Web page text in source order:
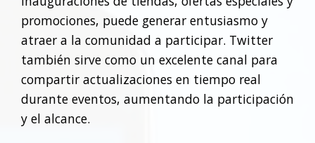
promociones, puede generar entusiasmo y
atraer a la comunidad a participar. Twitter
también sirve como un excelente canal para
compartir actualizaciones en tiempo real
durante eventos, aumentando la participación
y el alcance.